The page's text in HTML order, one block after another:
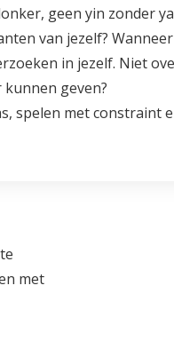
geen yin zonder
van jezelf?
in jezelf. Niet
geven?
spelen met constraint
met